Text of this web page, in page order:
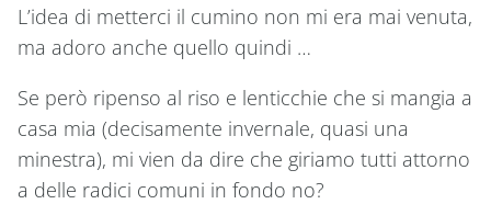
L’idea di metterci il cumino non mi era mai venuta,
ma adoro anche quello quindi …
Se però ripenso al riso e lenticchie che si mangia a
casa mia (decisamente invernale, quasi una
minestra), mi vien da dire che giriamo tutti attorno
a delle radici comuni in fondo no?